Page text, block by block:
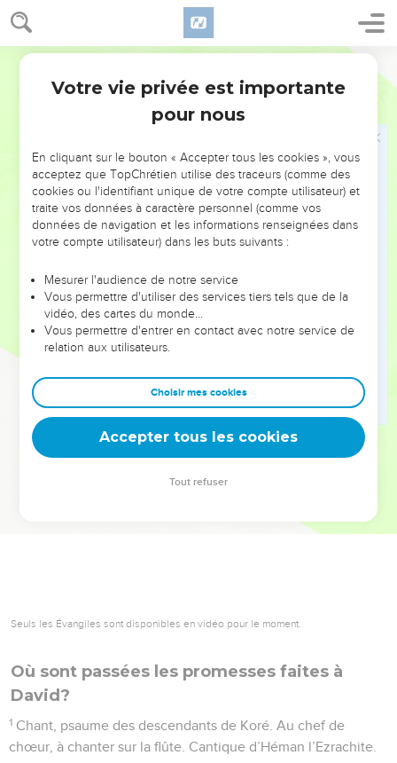
NE MANQUEZ PAS L’ÉVÉNEMENT
DE L’ANNÉE !
ET SI LEURS ERREURS POUVAIENT VOUS ÉVITER LES
VOTRES ?
leur foi ou leur vision. Mais on voit moins les doutes, les erreurs
et les saisons difficiles qu'ils ont traversés, alors même que ce
sont elles qui les ont façonnés.
Dans cette conférence, leaders, entrepreneurs, et responsables
clés pour avancer avec plus de sagesse afin que leurs erreurs
deviennent vos tremplins. Que vous guidiez un ministère, une
équipe, un groupe ou une famille, leur expérience est faite
Psaumes 88
Seuls les Évangiles sont disponibles en vidéo pour le moment.
Où sont passées les promesses faites à
David?
1 Chant, psaume des descendants de Koré. Au chef de
chœur, à chanter sur la flûte. Cantique d’Héman l’Ezrachite.
Votre vie privée est importante
pour nous
En cliquant sur le bouton « Accepter tous les cookies », vous
acceptez que TopChrétien utilise des traceurs (comme des
cookies ou l'identifiant unique de votre compte utilisateur) et
traite vos données à caractère personnel (comme vos
données de navigation et les informations renseignées dans
votre compte utilisateur) dans les buts suivants :
Mesurer l'audience de notre service
Vous permettre d'utiliser des services tiers tels que de la
vidéo, des cartes du monde…
Vous permettre d'entrer en contact avec notre service de
relation aux utilisateurs.
Choisir mes cookies
Accepter tous les cookies
Tout refuser